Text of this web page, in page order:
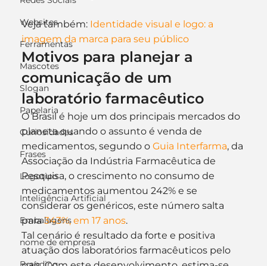
Websites
Ferramentas
Mascotes
Slogan
Papelaria
Curiosidades
Frases
Logotipo
Inteligência Artificial
Embalagens
nome de empresa
Veja também: Identidade visual e logo: a
imagem da marca para seu público
Motivos para planejar a
comunicação de um
laboratório farmacêutico
O Brasil é hoje um dos principais mercados do
planeta quando o assunto é venda de
medicamentos, segundo o Guia Interfarma, da
Associação da Indústria Farmacêutica de
Pesquisa, o crescimento no consumo de
medicamentos aumentou 242% e se
considerar os genéricos, este número salta
para 343%, em 17 anos.
Tal cenário é resultado da forte e positiva
atuação dos laboratórios farmacêuticos pelo